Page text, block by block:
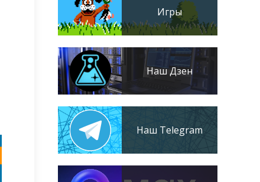
Игры
Наш Дзен
Наш Telegram